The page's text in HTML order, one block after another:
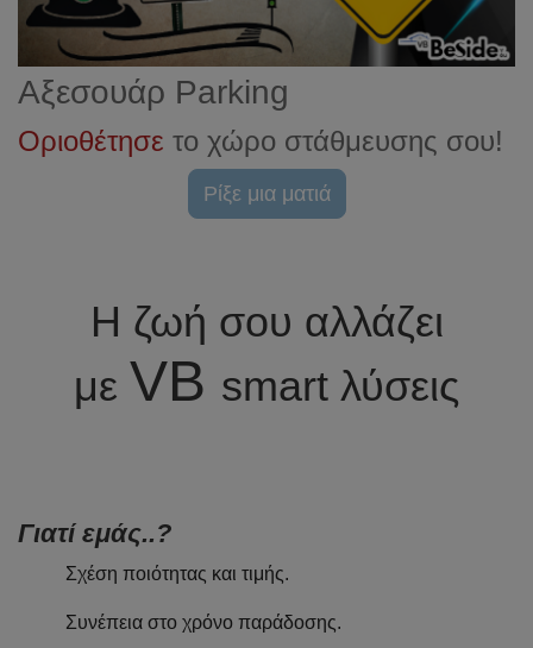
Αξεσουάρ Parking
Οριοθέτησε το χώρο στάθμευσης σου!
Ρίξε μια ματιά
Η ζωή σου αλλάζει
με VB smart λύσεις
Γιατί εμάς..?
Σχέση ποιότητας και τιμής.
Συνέπεια στο χρόνο παράδοσης.